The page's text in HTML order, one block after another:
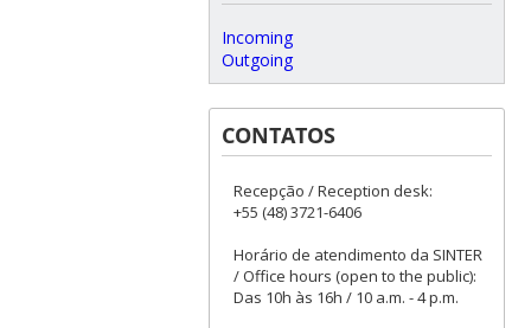
Incoming
Outgoing
CONTATOS
Recepção / Reception desk:
+55 (48) 3721-6406
Horário de atendimento da SINTER
/ Office hours (open to the public):
Das 10h às 16h / 10 a.m. - 4 p.m.